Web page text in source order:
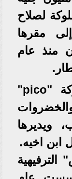
لصلاح
مقرها
منذ عام
ويمتلك صلاح دياب شركة "pico"
والخضروات
ويديرها
ابن اخيه.